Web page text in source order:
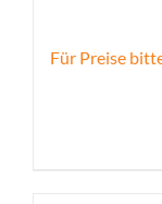
Für Preise